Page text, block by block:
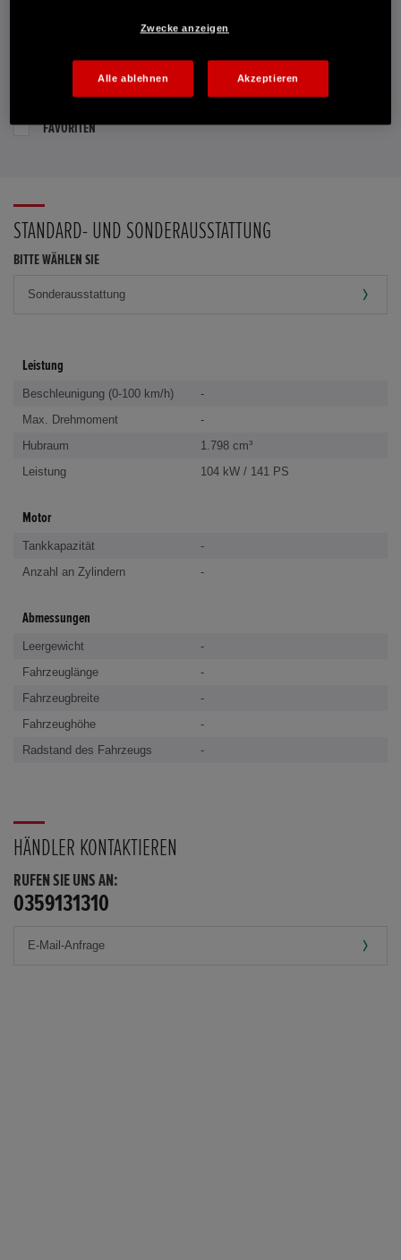
PROBEFAHRT VEREINBAREN
FAVORITEN
STANDARD- UND SONDERAUSSTATTUNG
BITTE WÄHLEN SIE
Leistung
Beschleunigung (0-100 km/h)
-
Max. Drehmoment
-
Hubraum
1.798 cm³
Leistung
104 kW / 141 PS
Motor
Tankkapazität
-
Anzahl an Zylindern
-
Abmessungen
Leergewicht
-
Fahrzeuglänge
-
Fahrzeugbreite
-
Fahrzeughöhe
-
Radstand des Fahrzeugs
-
HÄNDLER KONTAKTIEREN
RUFEN SIE UNS AN:
0359131310
Zwecke anzeigen
Alle ablehnen Akzeptieren